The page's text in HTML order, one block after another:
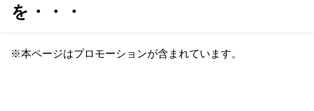
を・・・
※本ページはプロモーションが含まれています。